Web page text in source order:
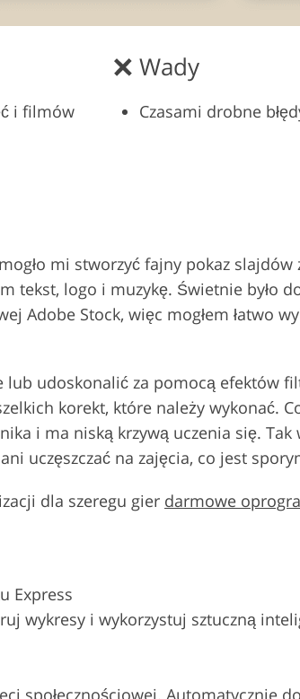
i filmów
Wady
Czasami drobne
mi stworzyć fajny pokaz
tekst, logo i muzykę. Świetnie było
Adobe Stock, więc mogłem łatwo
udoskonalić za pomocą efektów
korekt, które należy wykonać.
i ma niską krzywą uczenia się. Tak
uczęszczać na zajęcia, co jest
dla szeregu gier darmowe
Express
wykresy i wykorzystuj sztuczną
społecznościowej. Automatycznie